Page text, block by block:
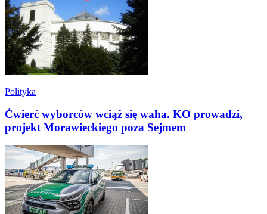
Polityka
Ćwierć wyborców wciąż się waha. KO prowadzi,
projekt Morawieckiego poza Sejmem